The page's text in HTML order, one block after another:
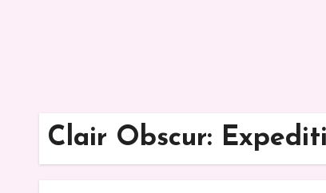
Clair Obscur: